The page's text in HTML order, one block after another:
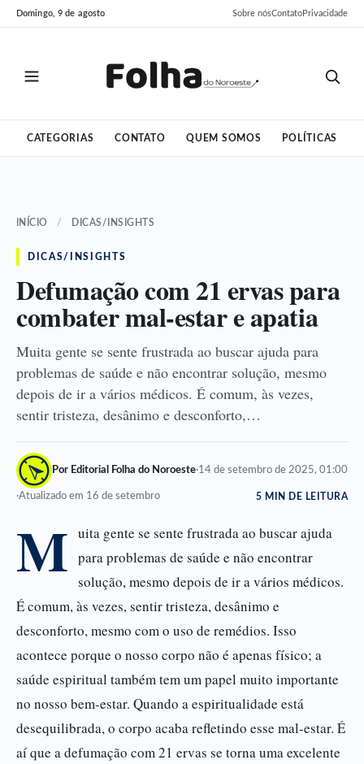
Pular
para
Pular
para
Domingo, 9 de agosto Sobre nósContatoPrivacidade
CATEGORIAS CONTATO QUEM SOMOS POLÍTICAS
INÍCIO / DICAS/INSIGHTS
DICAS/INSIGHTS
Defumação com 21 ervas para
combater mal-estar e apatia
Muita gente se sente frustrada ao buscar ajuda para
problemas de saúde e não encontrar solução, mesmo
depois de ir a vários médicos. É comum, às vezes,
sentir tristeza, desânimo e desconforto,…
Por Editorial Folha do Noroeste·14 de setembro de 2025, 01:00
·Atualizado em 16 de setembro 5 MIN DE LEITURA
M uita gente se sente frustrada ao buscar ajuda
para problemas de saúde e não encontrar
solução, mesmo depois de ir a vários médicos.
É comum, às vezes, sentir tristeza, desânimo e
desconforto, mesmo com o uso de remédios. Isso
acontece porque o nosso corpo não é apenas físico; a
saúde espiritual também tem um papel muito importante
no nosso bem-estar. Quando a espiritualidade está
desequilibrada, o corpo acaba refletindo esse mal-estar. É
aí que a defumação com 21 ervas se torna uma excelente